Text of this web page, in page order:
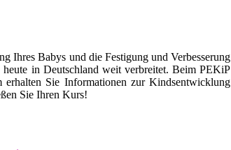
Ihres Babys und die Festigung und Verbesserung
in Deutschland weit verbreitet. Beim PEKiP
erhalten Sie Informationen zur Kindsentwicklung
Sie Ihren Kurs!